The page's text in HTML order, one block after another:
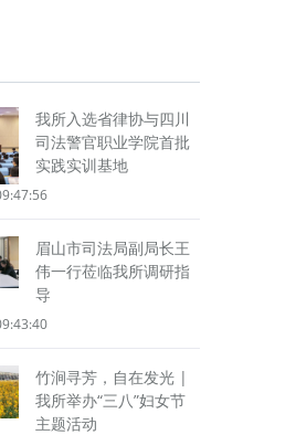
我所入选省律协与四川
司法警官职业学院首批
实践实训基地
眉山市司法局副局长王
伟一行莅临我所调研指
导
竹涧寻芳，自在发光 |
我所举办“三八”妇女节
主题活动